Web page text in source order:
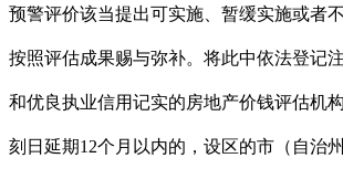
预警评价该当提出可实施、暂缓实施或者
按照评估成果赐与弥补。将此中依法登记
和优良执业信用记实的房地产价钱评估机
刻日延期12个月以内的，设区的市（自治